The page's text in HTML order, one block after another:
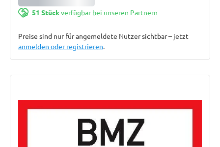
51 Stückverfügbar bei unseren Partnern
Preise sind nur für angemeldete Nutzer sichtbar – jetzt
anmelden oder registrieren.